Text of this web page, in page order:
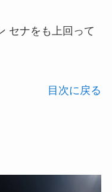
セナをも上回って
目次に戻る